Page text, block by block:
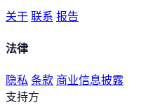
关于联系 报告
法律
隐私 条款 商业信息披露
支持方